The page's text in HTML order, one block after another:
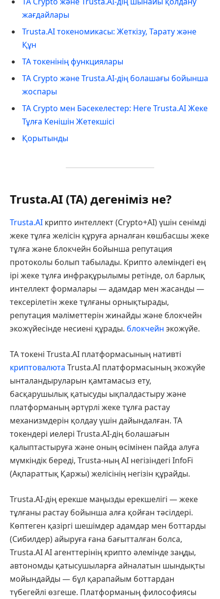
жағдайлары
Trusta.AI токеномикасы: Жеткізу, Тарату және
Құн
TA токенінің функциялары
TA Crypto және Trusta.AI-дің болашағы бойынша
жоспары
TA Crypto мен Бәсекелестер: Неге Trusta.AI Жеке
Тұлға Кенішін Жетекшісі
Қорытынды
Trusta.AI (TA) дегеніміз не?
Trusta.AI крипто интеллект (Crypto+AI) үшін сенімді
жеке тұлға желісін құруға арналған көшбасшы жеке
тұлға және блокчейн бойынша репутация
протоколы болып табылады. Крипто әлеміндегі ең
ірі жеке тұлға инфрақұрылымы ретінде, ол барлық
интеллект формалары — адамдар мен жасанды —
тексерілетін жеке тұлғаны орнықтырады,
репутация мәліметтерін жинайды және блокчейн
экожүйесінде несиені құрады. блокчейн экожүйе.
TA токені Trusta.AI платформасының нативті
криптовалюта Trusta.AI платформасының экожүйе
ынталандыруларын қамтамасыз ету,
басқарушылық қатысуды ықпалдастыру және
платформаның әртүрлі жеке тұлға растау
механизмдерін қолдау үшін дайындалған. TA
токендері иелері Trusta.AI-дің болашағын
қалыптастыруға және оның өсімінен пайда алуға
мүмкіндік береді, Trusta-ның AI негізіндегі InfoFi
(Ақпараттық Қаржы) желісінің негізін құрайды.
Trusta.AI-дің ерекше маңызды ерекшелігі — жеке
тұлғаны растау бойынша алға қойған тәсілдері.
Көптеген қазіргі шешімдер адамдар мен боттарды
(Сибилдер) айыруға ғана бағытталған болса,
Trusta.AI AI агенттерінің крипто әлемінде заңды,
автономды қатысушыларға айналатын шындықты
мойындайды — бұл қарапайым боттардан
түбегейлі өзгеше. Платформаның философиясы